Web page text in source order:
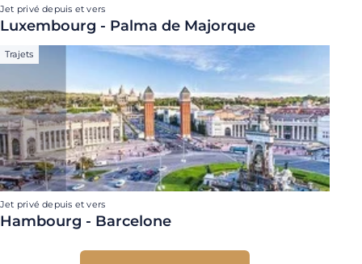
Jet privé depuis et vers
Luxembourg - Palma de Majorque
Trajets
Jet privé depuis et vers
Hambourg - Barcelone